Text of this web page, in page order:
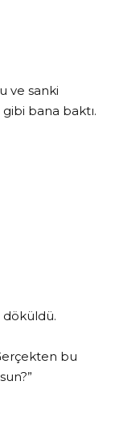
ve sanki
bana baktı.
döküldü.
bu